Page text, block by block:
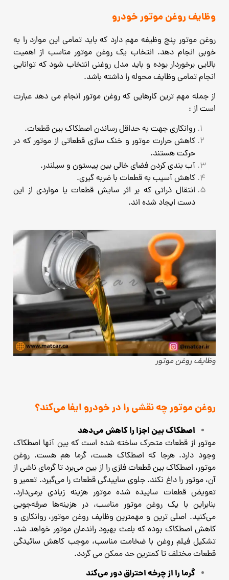
وظایف روغن موتور خودرو
روغن موتور پنج وظیفه مهم دارد که باید تمامی این موارد را به
خوبی انجام دهد. انتخاب یک روغن موتور مناسب از اهمیت
بالایی برخوردار بوده و باید مدل روغنی انتخاب شود که توانایی
انجام تمامی وظایف محوله را داشته باشد.
از جمله مهم ترین کارهایی که روغن موتور انجام می دهد عبارت
است از :
روانکاری جهت به حداقل رساندن اصطکاک بین قطعات.
کاهش حرارت موتور و خنک سازی قطعاتی از موتور که در
حرکت هستند.
آب بندی کردن فضای خالی بین پیستون و سیلندر.
کاهش آسیب به قطعات با ضربه گیری.
انتقال ذراتی که بر اثر سایش قطعات یا مواردی از این
دست ایجاد شده اند.
وظایف روغن موتور
روغن موتور چه نقشی را در خودرو ایفا می‌کند؟
اصطکاک بین اجزا را کاهش می‌دهد
موتور از قطعات متحرک ساخته شده است که بین آنها اصطکاک
وجود دارد.هرجا که اصطکاک هست، گرما هم هست. روغن
موتور، اصطکاک بین قطعات فلزی را از بین می‌برد تا گرمای ناشی از
آن، موتور را داغ نکند. جلوی ساییدگی قطعات را می‌گیرد. تعمیر و
تعویض قطعات ساییده‌ شده موتور هزینه زیادی برمی‌دارد.
بنابراین با یک روغن موتور مناسب، در هزینه‌ها صرفه‌جویی
می‌کنید. اصلی ترین و مهمترین وظایف روغن موتور، روانکاری و
کاهش اصطکاک بوده که باعث بهبود راندمان موتور خواهد شد.
تشکیل فیلم روغن با ضخامت مناسب، موجب کاهش سائیدگی
قطعات مختلف تا کمترین حد ممکن می گردد.
گرما را از چرخه احتراق دور می‌کند